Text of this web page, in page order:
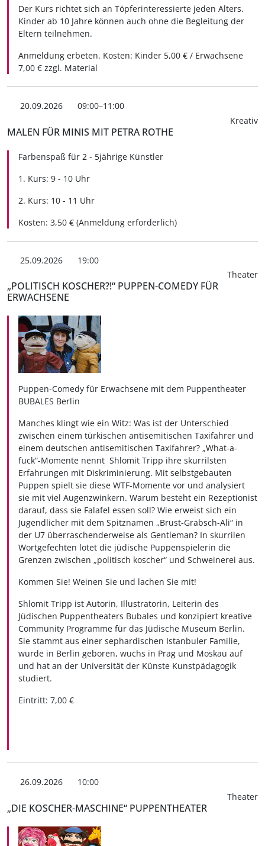
Der Kurs richtet sich an Töpferinteressierte jeden Alters.
Kinder ab 10 Jahre können auch ohne die Begleitung der
Eltern teilnehmen.
Anmeldung erbeten. Kosten: Kinder 5,00 € / Erwachsene
7,00 € zzgl. Material
20.09.2026
09:00–11:00
Kreativ
MALEN FÜR MINIS MIT PETRA ROTHE
Farbenspaß für 2 - 5jährige Künstler
1. Kurs: 9 - 10 Uhr
2. Kurs: 10 - 11 Uhr
Kosten: 3,50 € (Anmeldung erforderlich)
25.09.2026
19:00
Theater
„POLITISCH KOSCHER?!“ PUPPEN-COMEDY FÜR
ERWACHSENE
Puppen-Comedy für Erwachsene mit dem Puppentheater
BUBALES Berlin
Manches klingt wie ein Witz: Was ist der Unterschied
zwischen einem türkischen antisemitischen Taxifahrer und
einem deutschen antisemitischen Taxifahrer? „What-a-
fuck“-Momente nennt Shlomit Tripp ihre skurrilsten
Erfahrungen mit Diskriminierung. Mit selbstgebauten
Puppen spielt sie diese WTF-Momente vor und analysiert
sie mit viel Augenzwinkern. Warum besteht ein Rezeptionist
darauf, dass sie Falafel essen soll? Wie erweist sich ein
Jugendlicher mit dem Spitznamen „Brust-Grabsch-Ali“ in
der U7 überraschenderweise als Gentleman? In skurrilen
Wortgefechten lotet die jüdische Puppenspielerin die
Grenzen zwischen „politisch koscher“ und Schweinerei aus.
Kommen Sie! Weinen Sie und lachen Sie mit!
Shlomit Tripp ist Autorin, Illustratorin, Leiterin des
Jüdischen Puppentheaters Bubales und konzipiert kreative
Community Programme für das Jüdische Museum Berlin.
Sie stammt aus einer sephardischen Istanbuler Familie,
wurde in Berlin geboren, wuchs in Prag und Moskau auf
und hat an der Universität der Künste Kunstpädagogik
studiert.
Eintritt: 7,00 €
26.09.2026
10:00
Theater
„DIE KOSCHER-MASCHINE“ PUPPENTHEATER